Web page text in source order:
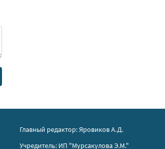
Главный редактор: Яровиков А.Д.
Учредитель: ИП "Мурсакулова Э.М."